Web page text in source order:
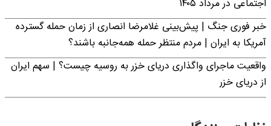
اجتماعی در مرداد ۱۴۰۵
خبر فوری جنگ | پیش‌بینی غلامرضا انصاری از زمان حمله گسترده
آمریکا به ایران | مردم منتظر حمله همه‌جانبه باشند؟
واقعیت ماجرای واگذاری دریای خزر به روسیه چیست؟ | سهم ایران
از دریای خزر